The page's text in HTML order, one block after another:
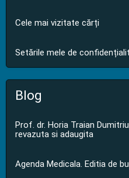
Cele mai vizitate cărți
Setările mele de
Blog
Prof. dr. Horia Traian
revazuta si adaugita
Agenda Medicala. Editia de